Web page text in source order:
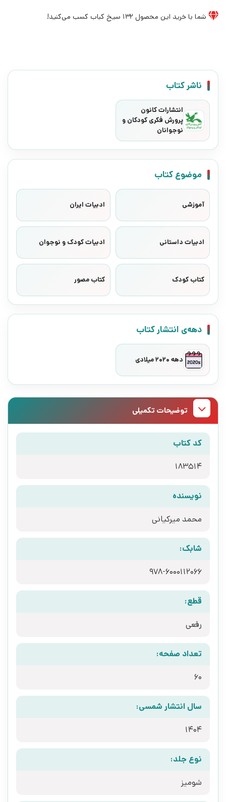
شما با خرید این محصول 132 سیخ کباب کسب می‌کنید!
ناشر کتاب
انتشارات کانون
پرورش فکری کودکان و
نوجوانان
موضوع کتاب
آموزشی ادبیات ایران
ادبیات داستانی ادبیات کودک و نوجوان
کتاب کودک کتاب مصور
دهه‌ی انتشار کتاب
دهه 2020 میلادی
توضیحات تکمیلی
کد کتاب
183514
نویسنده
محمد میرکیانی
شابک:
978-6000112066
قطع:
رقعی
تعداد صفحه:
60
سال انتشار شمسی:
1404
نوع جلد:
شومیز